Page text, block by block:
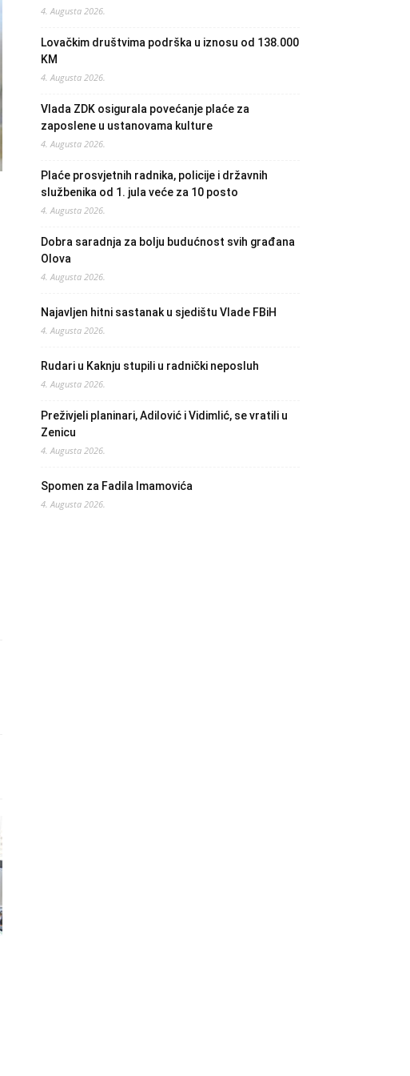
4. Augusta 2026.
Lovačkim društvima podrška u iznosu od 138.000
KM
4. Augusta 2026.
Vlada ZDK osigurala povećanje plaće za
zaposlene u ustanovama kulture
4. Augusta 2026.
Plaće prosvjetnih radnika, policije i državnih
službenika od 1. jula veće za 10 posto
4. Augusta 2026.
Dobra saradnja za bolju budućnost svih građana
Olova
4. Augusta 2026.
Najavljen hitni sastanak u sjedištu Vlade FBiH
4. Augusta 2026.
Rudari u Kaknju stupili u radnički neposluh
4. Augusta 2026.
Preživjeli planinari, Adilović i Vidimlić, se vratili u
Zenicu
4. Augusta 2026.
Spomen za Fadila Imamovića
4. Augusta 2026.